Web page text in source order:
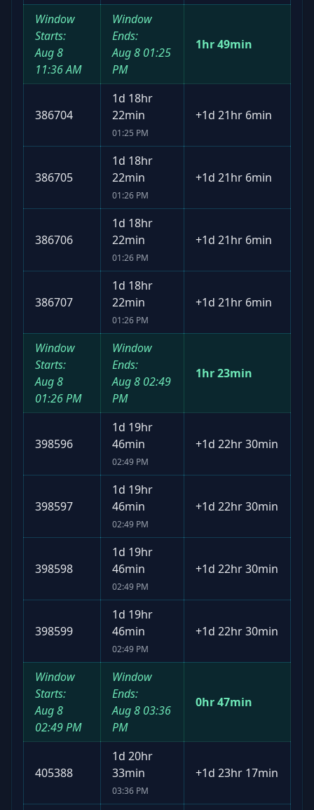
Window
Starts:
Aug 8
11:36 AM
Window
Ends:
Aug 8 01:25
PM
1hr 49min
386704
1d 18hr
22min
01:25 PM
+1d 21hr 6min
386705
1d 18hr
22min
01:26 PM
+1d 21hr 6min
386706
1d 18hr
22min
01:26 PM
+1d 21hr 6min
386707
1d 18hr
22min
01:26 PM
+1d 21hr 6min
Window
Starts:
Aug 8
01:26 PM
Window
Ends:
Aug 8 02:49
PM
1hr 23min
398596
1d 19hr
46min
02:49 PM
+1d 22hr 30min
398597
1d 19hr
46min
02:49 PM
+1d 22hr 30min
398598
1d 19hr
46min
02:49 PM
+1d 22hr 30min
398599
1d 19hr
46min
02:49 PM
+1d 22hr 30min
Window
Starts:
Aug 8
02:49 PM
Window
Ends:
Aug 8 03:36
PM
0hr 47min
405388
1d 20hr
33min
03:36 PM
+1d 23hr 17min